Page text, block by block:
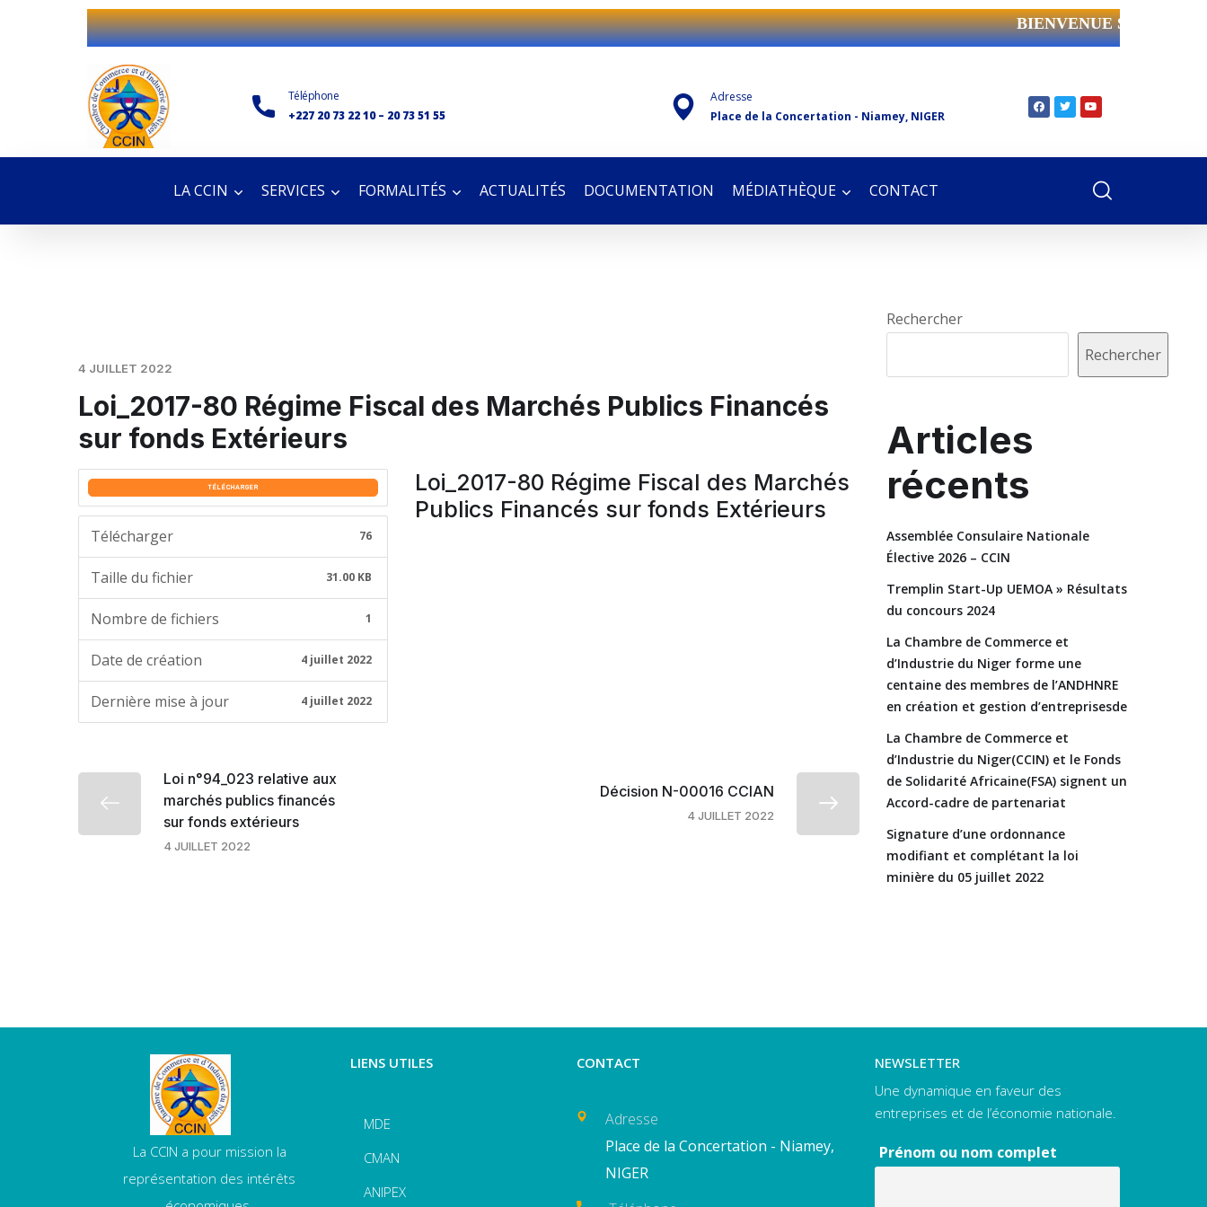
BIENVENUE SUR LE
Téléphone
+227 20 73 22 10 – 20 73 51 55
Adresse
Place de la Concertation - Niamey, NIGER
LA CCIN SERVICES FORMALITÉS ACTUALITÉS DOCUMENTATION MÉDIATHÈQUE CONTACT
4 JUILLET 2022
Loi_2017-80 Régime Fiscal des Marchés Publics Financés
sur fonds Extérieurs
TÉLÉCHARGER
Télécharger 76
Taille du fichier 31.00 KB
Nombre de fichiers 1
Date de création 4 juillet 2022
Dernière mise à jour 4 juillet 2022
Loi_2017-80 Régime Fiscal des Marchés
Publics Financés sur fonds Extérieurs
Loi n°94_023 relative aux
marchés publics financés
sur fonds extérieurs
4 JUILLET 2022
Décision N-00016 CCIAN
4 JUILLET 2022
Rechercher
Rechercher
Articles
récents
Assemblée Consulaire Nationale
Élective 2026 – CCIN
Tremplin Start-Up UEMOA » Résultats
du concours 2024
La Chambre de Commerce et
d’Industrie du Niger forme une
centaine des membres de l’ANDHNRE
en création et gestion d’entreprisesde
La Chambre de Commerce et
d’Industrie du Niger(CCIN) et le Fonds
de Solidarité Africaine(FSA) signent un
Accord-cadre de partenariat
Signature d’une ordonnance
modifiant et complétant la loi
minière du 05 juillet 2022
La CCIN a pour mission la
représentation des intérêts
LIENS UTILES
MDE
CMAN
ANIPEX
CONTACT
Adresse
Place de la Concertation - Niamey,
NIGER
NEWSLETTER
Une dynamique en faveur des
entreprises et de l’économie nationale.
Prénom ou nom complet